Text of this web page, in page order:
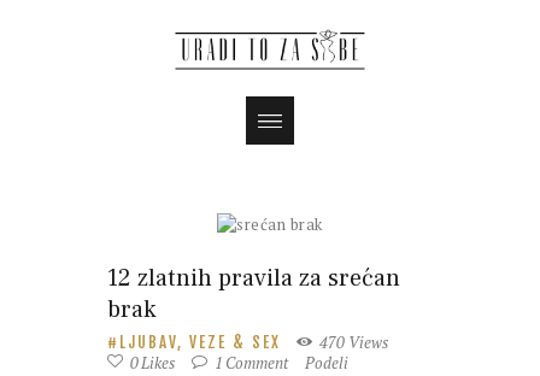
12 zlatnih pravila za srećan
brak
LJUBAV, VEZE & SEX 470 Views
0Likes 1 Comment Podeli